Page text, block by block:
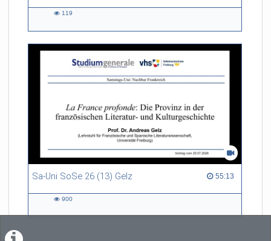
119
Sa-Uni SoSe 26 (13) Gelz 55:13
55:13 duration
900